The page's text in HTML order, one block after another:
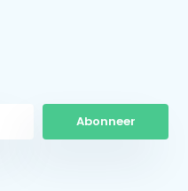
Abonneer